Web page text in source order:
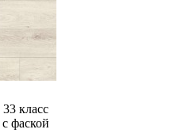
33 класс
с фаской